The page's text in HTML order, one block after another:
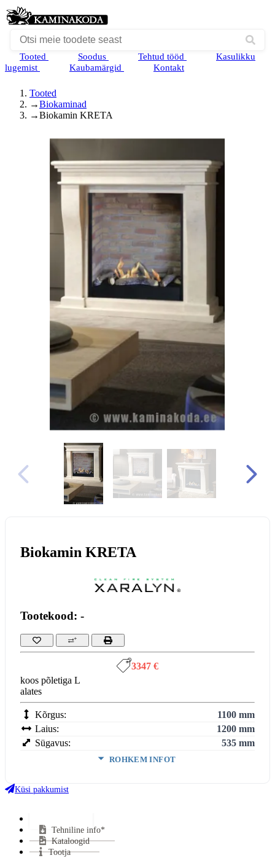
Tooted Soodus Tehtud tööd
Kasulikku
lugemist
Kaubamärgid Kontakt
Tooted
→Biokaminad
→Biokamin KRETA
Biokamin KRETA
Tootekood: -
3347 €
koos põletiga L
alates
Kõrgus:
1100 mm
Laius:
1200 mm
Sügavus:
535 mm
ROHKEM INFOT
Klaasi kuju:
Kütus:
Garantii:
Küsi pakkumist
Tehniline info*
Kataloogid
Tootja